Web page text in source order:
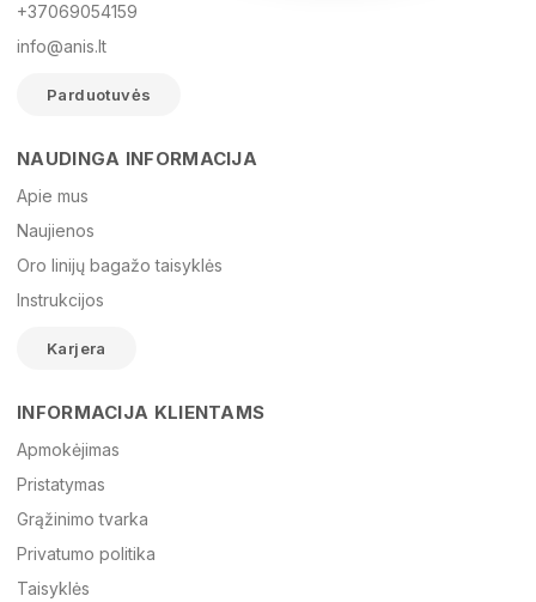
El. paštas
Žinutė
+37069054159
info@anis.lt
Parduotuvės
NAUDINGA INFORMACIJA
Apie mus
Naujienos
Oro linijų bagažo taisyklės
Instrukcijos
Karjera
INFORMACIJA KLIENTAMS
Apmokėjimas
Pristatymas
Grąžinimo tvarka
Privatumo politika
Taisyklės